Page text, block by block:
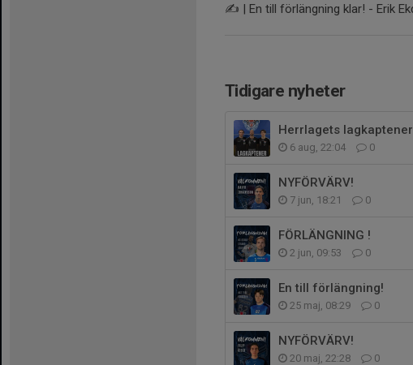
✍️ | En till förlängning klar! - Erik
Tidigare nyheter
Herrlagets
6 aug, 22:04 0
NYFÖRVÄRV!
7 jun, 18:21 0
FÖRLÄNGNING !
2 jun, 09:53 0
En till förlängning!
25 maj, 08:29 0
NYFÖRVÄRV!
20 maj, 22:28 0